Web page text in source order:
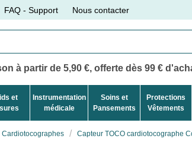
FAQ - Support Nous contacter
à partir de 5,90 €, offerte dès 99 €
et
Instrumentation
médicale
Soins et
Pansements
Protections
Vêtements
Cardiotocographes Capteur TOCO cardiotocographe